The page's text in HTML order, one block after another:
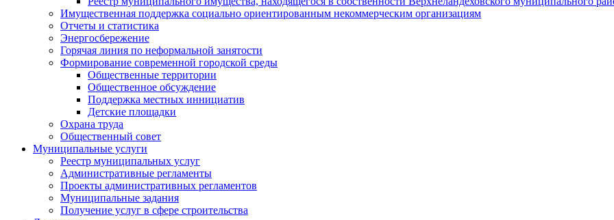
Имущественная поддержка социально ориентированным некоммерческим организациям
Отчеты и статистика
Энергосбережение
Горячая линия по неформальной занятости
Формирование современной городской среды
Общественные территории
Общественное обсуждение
Поддержка местных иннициатив
Детские площадки
Охрана труда
Общественный совет
Муниципальные услуги
Реестр муниципальных услуг
Административные регламенты
Проекты административных регламентов
Муниципальные задания
Получение услуг в сфере строительства